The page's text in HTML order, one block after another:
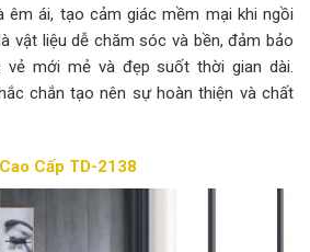
êm ái, tạo cảm giác mềm mại khi ngồi
vật liệu dễ chăm sóc và bền, đảm bảo
mới mẻ và đẹp suốt thời gian dài.
chắn tạo nên sự hoàn thiện và chất
Cấp TD-2138